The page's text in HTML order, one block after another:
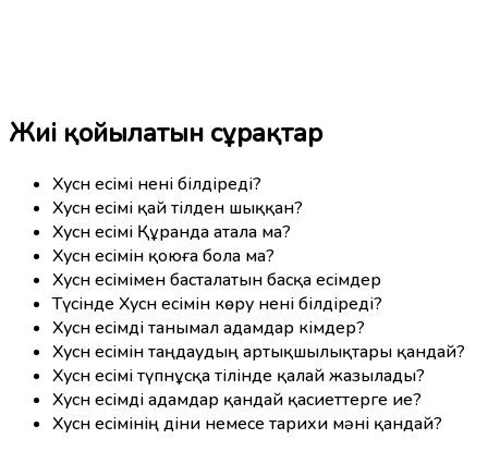
Жиі қойылатын сұрақтар
Хусн есімі нені білдіреді?
Хусн есімі қай тілден шыққан?
Хусн есімі Құранда атала ма?
Хусн есімін қоюға бола ма?
Хусн есімімен басталатын басқа есімдер
Түсінде Хусн есімін көру нені білдіреді?
Хусн есімді танымал адамдар кімдер?
Хусн есімін таңдаудың артықшылықтары қандай?
Хусн есімі түпнұсқа тілінде қалай жазылады?
Хусн есімді адамдар қандай қасиеттерге ие?
Хусн есімінің діни немесе тарихи мәні қандай?